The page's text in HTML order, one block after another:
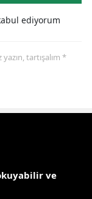
ediyorum
tartışalım *
ve